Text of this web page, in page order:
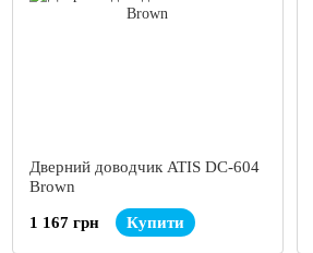
Дверний доводчик ATIS DC-604
Brown
1 167 грн Купити